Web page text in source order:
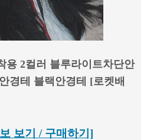
용 2컬러 블루라이트차단안
경테 블랙안경테 [로켓배
보기 / 구매하기]